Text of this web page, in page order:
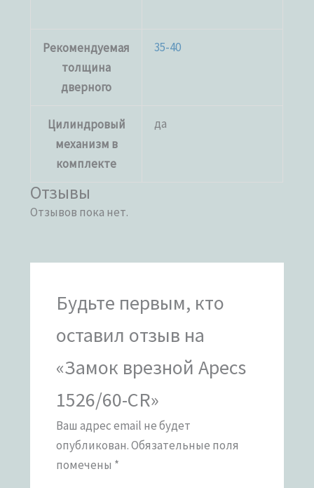
Рекомендуемая
толщина
дверного
35-40
Цилиндровый
механизм в
комплекте
да
Отзывы
Отзывов пока нет.
Будьте первым, кто
оставил отзыв на
«Замок врезной Apecs
1526/60-CR»
Ваш адрес email не будет
опубликован.Обязательные поля
помечены *